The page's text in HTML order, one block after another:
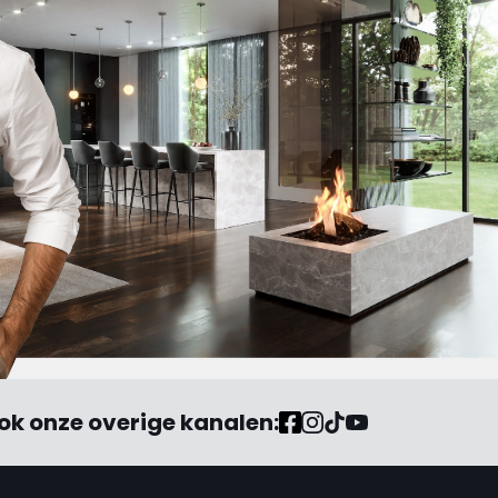
of mijzelf wordt neergelegd. "
onze overige kanalen: